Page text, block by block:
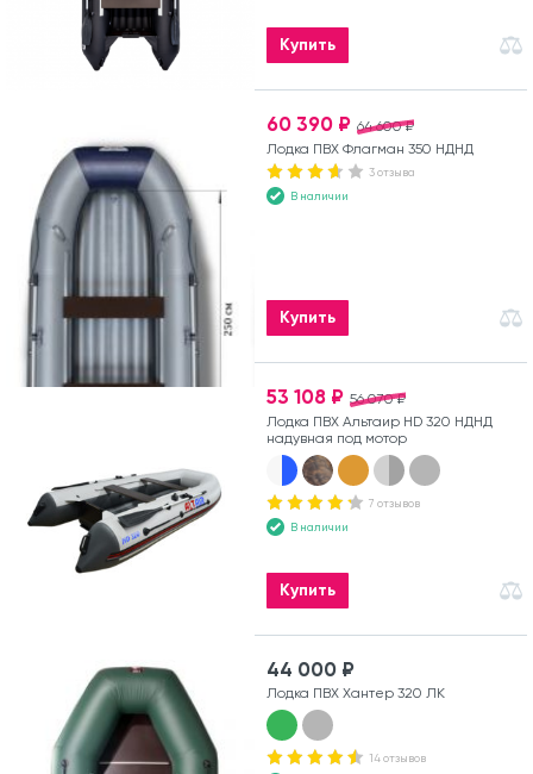
Купить
64 600 ₽
60 390 ₽
Лодка ПВХ Флагман 350 НДНД
3 отзыва
В наличии
Купить
56 070 ₽
53 108 ₽
Лодка ПВХ Альтаир HD 320 НДНД
надувная под мотор
7 отзывов
В наличии
Купить
44 000 ₽
Лодка ПВХ Хантер 320 ЛК
14 отзывов